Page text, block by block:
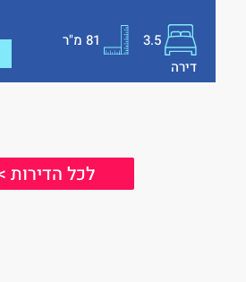
3.5
81מ"ר
דירה
לכל הדירות >